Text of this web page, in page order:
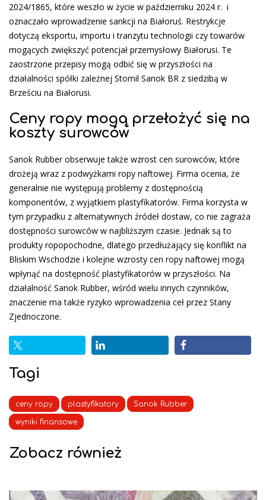
2024/1865, które weszło w życie w październiku 2024 r. i
oznaczało wprowadzenie sankcji na Białoruś. Restrykcje
dotyczą eksportu, importu i tranzytu technologii czy towarów
mogących zwiększyć potencjał przemysłowy Białorusi. Te
zaostrzone przepisy mogą odbić się w przyszłości na
działalności spółki zależnej Stomil Sanok BR z siedzibą w
Brześciu na Białorusi.
Ceny ropy mogą przełożyć się na
koszty surowców
Sanok Rubber obserwuje także wzrost cen surowców, które
drożeją wraz z podwyżkami ropy naftowej. Firma ocenia, że
generalnie nie występują problemy z dostępnością
komponentów, z wyjątkiem plastyfikatorów. Firma korzysta w
tym przypadku z alternatywnych źródeł dostaw, co nie zagraża
dostępności surowców w najbliższym czasie. Jednak są to
produkty ropopochodne, dlatego przedłużający się konflikt na
Bliskim Wschodzie i kolejne wzrosty cen ropy naftowej mogą
wpłynąć na dostępność plastyfikatorów w przyszłości. Na
działalność Sanok Rubber, wśród wielu innych czynników,
znaczenie ma także ryzyko wprowadzenia ceł przez Stany
Zjednoczone.
Tagi
ceny ropy plastyfikatory Sanok Rubber
wyniki finansowe
Zobacz również